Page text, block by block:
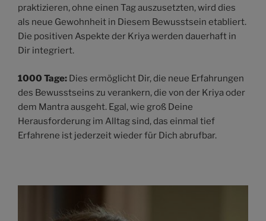
praktizieren, ohne einen Tag auszusetzten, wird dies
als neue Gewohnheit in Diesem Bewusstsein etabliert.
Die positiven Aspekte der Kriya werden dauerhaft in
Dir integriert.
1000 Tage: Dies ermöglicht Dir, die neue Erfahrungen
des Bewusstseins zu verankern, die von der Kriya oder
dem Mantra ausgeht. Egal, wie groß Deine
Herausforderung im Alltag sind, das einmal tief
Erfahrene ist jederzeit wieder für Dich abrufbar.